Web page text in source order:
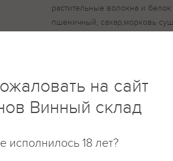
растительные волокна и
пшеничный, сахар,морковь
на сайт
Винный склад
исполнилось 18 лет?